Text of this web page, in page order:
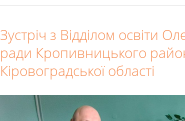
Зустріч з Відділом освіти
ради Кропивницького
Кіровоградської області